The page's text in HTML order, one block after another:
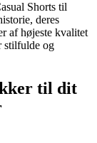
Shorts til
deres
af højeste kvalitet
stilfulde og
til dit